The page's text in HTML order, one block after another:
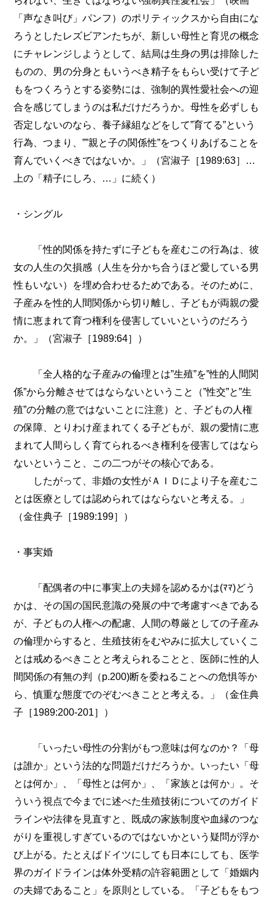
「声なき叫び」パンフ）のポリティックスから自由にな
ろうとしたレズビアンたちが、新しい母性と育児の概念
にチャレンジしようとして、結局は生身の男は排除した
ものの、男の分身ともいうべき精子をもらい受けて子ど
もをつくろうとする姿勢には、強制的異性愛社会への迎
合を感じてしまうのは私だけだろうか。母性を必ずしも
否定しないのなら、養子縁組などをして”育てる”という
行為、つまり、””親と子の関係性”をつくりあげることを
育んでいくべきではないか。」（宮淑子［1989:63］…
上の「精子にしろ、…」に続く）
・シングル
「性的関係を持たずに子どもを産むこの行為は、彼
女の人生の欠損感（人生を分かち合うほど愛している男
性もいない）を埋め合わせるためである。そのために、
子産みを性的人間関係から切り離し、子どもが両親の愛
情に恵まれて育つ権利を侵害していいというのだろう
か。」（宮淑子［1989:64］）
「全人格的な子産みの倫理とは”生殖”を”性的人間関
係”から分離させてはならないということ（”性交”と”生
殖”の分離の意ではないことに注意）と、子どもの人権
の保障、とりわけ産まれてくる子どもが、親の愛情に恵
まれて人間らしく育てられるべき権利を侵害してはなら
ないということ、この二つがその核心である。
したがって、非婚の女性がＡＩＤにより子を産むこ
とは医療としては認められてはならないと考える。」
（金住典子［1989:199］）
・事実婚
「配偶者の中に事実上の夫婦を認めるかは(ﾏﾏ)どう
かは、その国の国民意識の発展の中で考慮すべきである
が、子どもの人権への配慮、人間の尊厳としての子産み
の倫理からすると、生殖技術をむやみに拡大していくこ
とは戒めるべきことと考えられることと、医師に性的人
間関係の有無の判（p.200)断を委ねることへの危惧等か
ら、慎重な態度でのぞむべきことと考える。」（金住典
子［1989:200-201］）
「いったい母性の分割がもつ意味は何なのか？「母
は誰か」という法的な問題だけだろうか。いったい「母
とは何か」、「母性とは何か」、「家族とは何か」。そ
ういう視点で今までに述べた生殖技術についてのガイド
ラインや法律を見直すと、既成の家族制度や血縁のつな
がりを重視しすぎているのではないかという疑問が浮か
び上がる。たとえばドイツにしても日本にしても、医学
界のガイドラインは体外受精の許容範囲として「婚姻内
の夫婦であること」を原則としている。「子どもをもつ